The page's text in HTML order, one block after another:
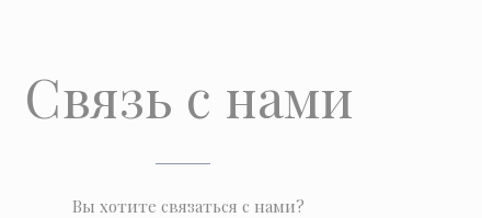
Связь с нами
Вы хотите связаться с нами?